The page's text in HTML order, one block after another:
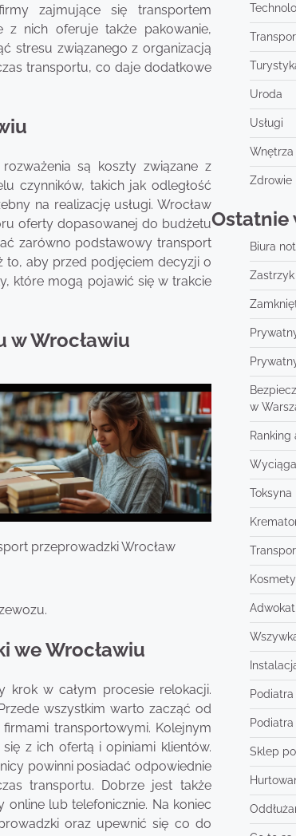
zajmujące się transportem
z nich oferuje także pakowanie,
stresu związanego z organizacją
transportu, co daje dodatkowe
są koszty związane z
czynników, takich jak odległość
na realizację usługi. Wrocław
oferty dopasowanej do budżetu
zarówno podstawowy transport
to, aby przed podjęciem decyzji o
które mogą pojawić się w trakcie
w Wrocławiu
przeprowadzki Wrocław
we Wrocławiu
w całym procesie relokacji.
wszystkim warto zacząć od
transportowymi. Kolejnym
z ich ofertą i opiniami klientów.
powinni posiadać odpowiednie
transportu. Dobrze jest także
lub telefonicznie. Na koniec
oraz upewnić się co do
Uroda
Usługi
Wnętrza
Zdrowie
Ostatnie
Biura
w
Ranking
Sklep